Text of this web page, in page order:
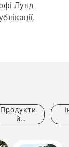
Лунд
.
Продукти
й